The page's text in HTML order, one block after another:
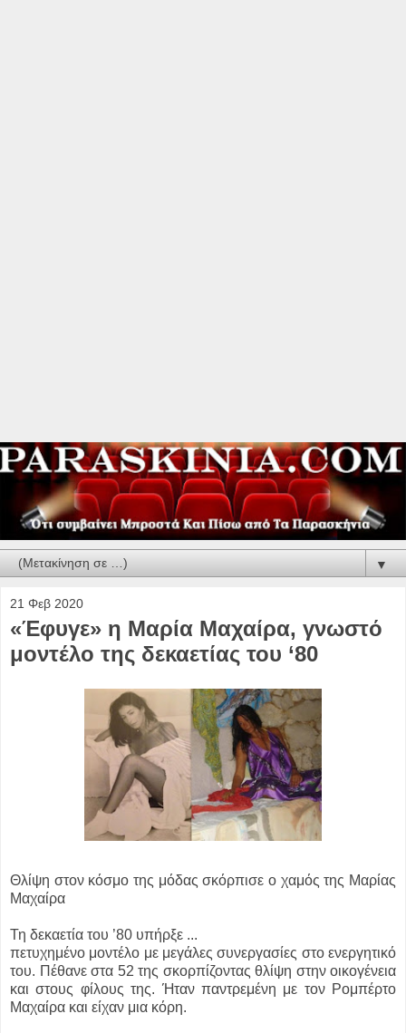
▼
21 Φεβ 2020
«Έφυγε» η Μαρία Μαχαίρα, γνωστό
μοντέλο της δεκαετίας του ‘80
Θλίψη στον κόσμο της μόδας σκόρπισε ο χαμός της Μαρίας
Μαχαίρα
Τη δεκαετία του ’80 υπήρξε ...
πετυχημένο μοντέλο με μεγάλες συνεργασίες στο ενεργητικό
του. Πέθανε στα 52 της σκορπίζοντας θλίψη στην οικογένεια
και στους φίλους της. Ήταν παντρεμένη με τον Ρομπέρτο
Μαχαίρα και είχαν μια κόρη.